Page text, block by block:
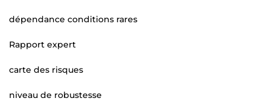
dépendance conditions rares
Rapport expert
carte des risques
niveau de robustesse